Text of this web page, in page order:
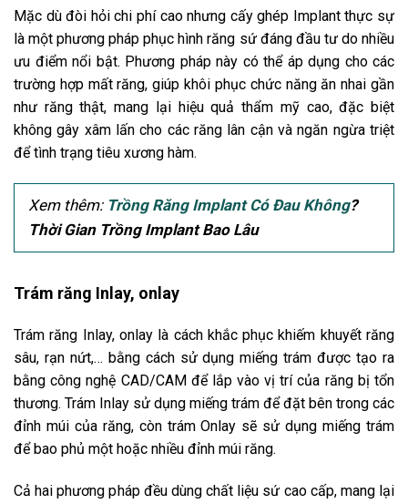
Mặc dù đòi hỏi chi phí cao nhưng cấy ghép Implant thực sự
là một phương pháp phục hình răng sứ đáng đầu tư do nhiều
ưu điểm nổi bật. Phương pháp này có thể áp dụng cho các
trường hợp mất răng, giúp khôi phục chức năng ăn nhai gần
như răng thật, mang lại hiệu quả thẩm mỹ cao, đặc biệt
không gây xâm lấn cho các răng lân cận và ngăn ngừa triệt
để tình trạng tiêu xương hàm.
Xem thêm: Trồng Răng Implant Có Đau Không?
Thời Gian Trồng Implant Bao Lâu
Trám răng Inlay, onlay
Trám răng Inlay, onlay là cách khắc phục khiếm khuyết răng
sâu, rạn nứt,… bằng cách sử dụng miếng trám được tạo ra
bằng công nghệ CAD/CAM để lắp vào vị trí của răng bị tổn
thương. Trám Inlay sử dụng miếng trám để đặt bên trong các
đỉnh múi của răng, còn trám Onlay sẽ sử dụng miếng trám
để bao phủ một hoặc nhiều đỉnh múi răng.
Cả hai phương pháp đều dùng chất liệu sứ cao cấp, mang lại